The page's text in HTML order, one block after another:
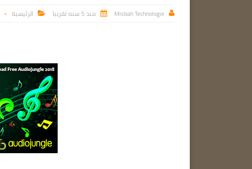

Misbah Technologie
 منذ 5 سنه تقريبا  الرئيسية >